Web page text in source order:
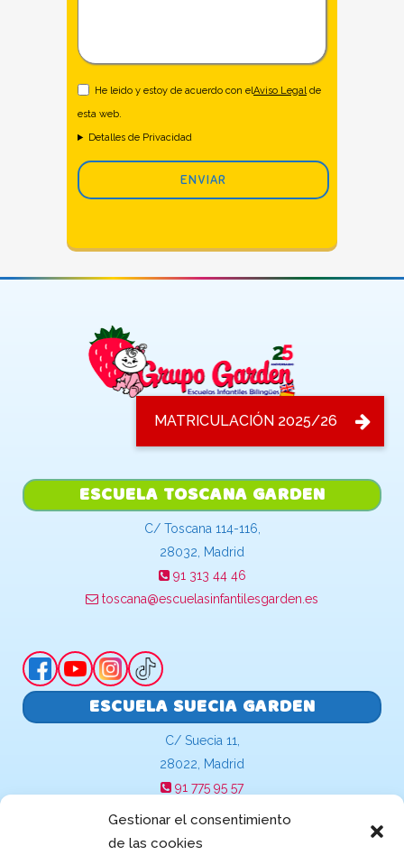
Gestionar el consentimiento
de las cookies
He leido y estoy de acuerdo con elAviso Legalde
esta web.
Detalles de Privacidad
ESCUELA TOSCANA GARDEN
C/ Toscana 114-116,
28032, Madrid
91 313 44 46
toscana@escuelasinfantilesgarden.es
ESCUELA SUECIA GARDEN
C/ Suecia 11,
28022, Madrid
91 775 95 57